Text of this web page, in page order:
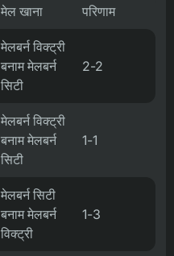
मेल खाना परिणाम
मेलबर्न विक्ट्री
बनाम मेलबर्न
सिटी
2-2
मेलबर्न विक्ट्री
बनाम मेलबर्न
सिटी
1-1
मेलबर्न सिटी
बनाम मेलबर्न
विक्ट्री
1-3